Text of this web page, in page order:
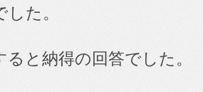
た。
と納得の回答でした。